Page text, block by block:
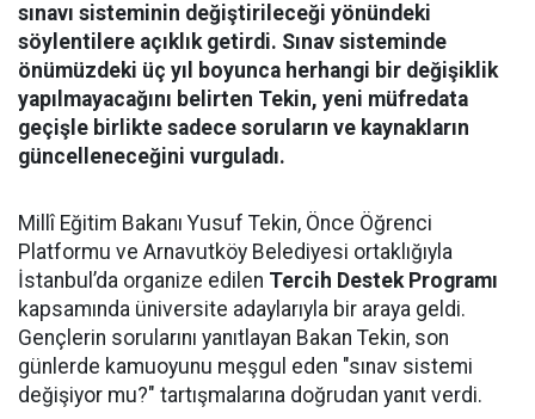
sınavı sisteminin değiştirileceği yönündeki
söylentilere açıklık getirdi. Sınav sisteminde
önümüzdeki üç yıl boyunca herhangi bir değişiklik
yapılmayacağını belirten Tekin, yeni müfredata
geçişle birlikte sadece soruların ve kaynakların
güncelleneceğini vurguladı.
Millî Eğitim Bakanı Yusuf Tekin, Önce Öğrenci
Platformu ve Arnavutköy Belediyesi ortaklığıyla
İstanbul’da organize edilen Tercih Destek Programı
kapsamında üniversite adaylarıyla bir araya geldi.
Gençlerin sorularını yanıtlayan Bakan Tekin, son
günlerde kamuoyunu meşgul eden "sınav sistemi
değişiyor mu?" tartışmalarına doğrudan yanıt verdi.